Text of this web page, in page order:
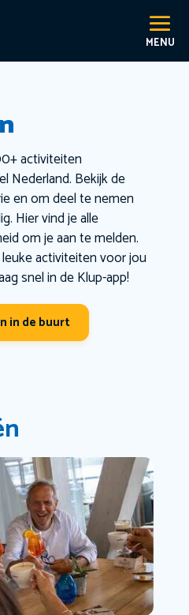
activiteiten
Nederland. Bekijk de
en om deel te nemen
Hier vind je alle
om je aan te melden.
activiteiten voor jou
snel in de Klup-app!
in de buurt